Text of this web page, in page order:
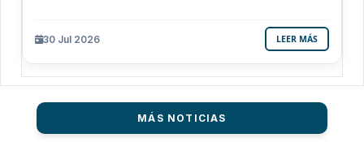
30 Jul 2026 LEER MÁS
MÁS NOTICIAS